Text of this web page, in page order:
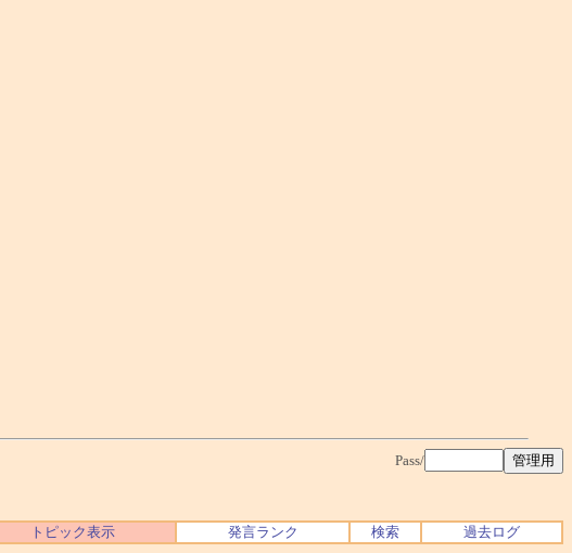
Pass/
トピック表示 発言ランク 検索 過去ログ